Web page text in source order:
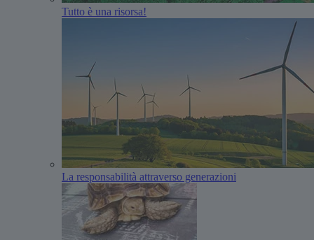
Tutto è una risorsa!
La responsabilità attraverso generazioni